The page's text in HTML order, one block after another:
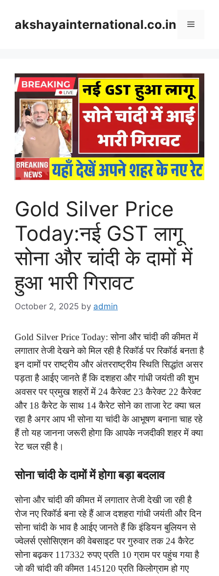
contentakshayainternational.co.in Menu
Gold Silver Price
Today:नई GST लागू
सोना और चांदी के दामों में
हुआ भारी गिरावट
October 2, 2025 by admin
Gold Silver Price Today: सोना और चांदी की कीमत में
लगातार तेजी देखने को मिल रही है रिकॉर्ड पर रिकॉर्ड बनता है
इन दामों पर राष्ट्रीय और अंतरराष्ट्रीय स्थिति सिद्धांत असर
पड़ता है आईए जानते हैं कि दशहरा और गांधी जयंती की शुभ
अवसर पर प्रमुख शहरों में 24 कैरेक्ट 23 कैरेक्ट 22 कैरेक्ट
और 18 कैरेट के साथ 14 कैरेट सोने का ताजा रेट क्या चल
रहा है अगर आप भी सोना या चांदी के आभूषण बनाना चाह रहे
हैं तो यह जानना जरूरी होगा कि आपके नजदीकी शहर में क्या
रेट चल रही है।
सोना चांदी के दामों में होगा बड़ा बदलाव
सोना और चांदी की कीमत में लगातार तेजी देखी जा रही है
रोज नए रिकॉर्ड बना रहे हैं आज दशहरा गांधी जयंती और दिन
सोना चांदी के भाव है आईए जानते हैं कि इंडियन बुलियन से
ज्वेलर्स एसोसिएशन की वेबसाइट पर गुरुवार तक 24 कैरेट
सोना बढ़कर 117332 रुपए प्रति 10 ग्राम पर पहुंच गया है
जो की चांदी की कीमत 145120 प्रति किलोग्राम हो गए